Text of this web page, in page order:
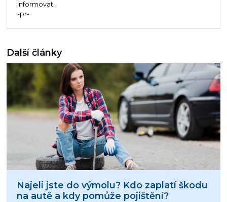
informovat.
-pr-
Další články
Najeli jste do výmolu? Kdo zaplatí škodu
na autě a kdy pomůže pojištění?